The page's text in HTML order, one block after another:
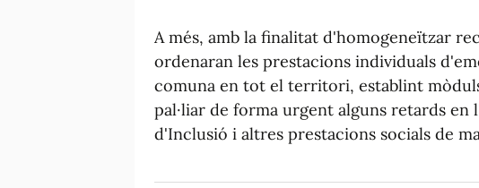
A més, amb la finalitat d'homogeneïtzar
ordenaran les prestacions individuals
comuna en tot el territori, establint
pal·liar de forma urgent alguns retards en
d'Inclusió i altres prestacions socials de